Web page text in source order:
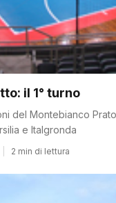
il 1° turno
del Montebianco
e Italgronda
2 min di lettura